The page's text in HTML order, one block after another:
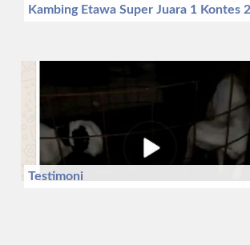
Kambing Etawa Super Juara 1 Kontes
Testimoni